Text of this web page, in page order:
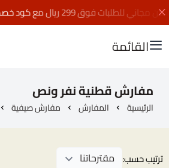
للطلبات فوق 299 ريال مع كود خصم هوفن
القائمة
مفارش قطنية نفر ونص
الرئيسية المفارش مفارش صيفية
ترتيب حسب: